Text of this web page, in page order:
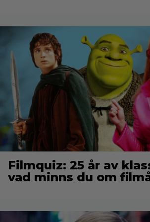
Filmquiz: 25 år av
vad minns du om